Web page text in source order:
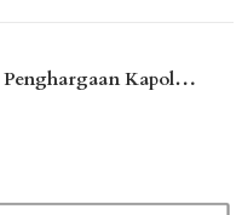
Penghargaan Kapol…